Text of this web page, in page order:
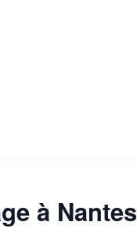
à Nantes